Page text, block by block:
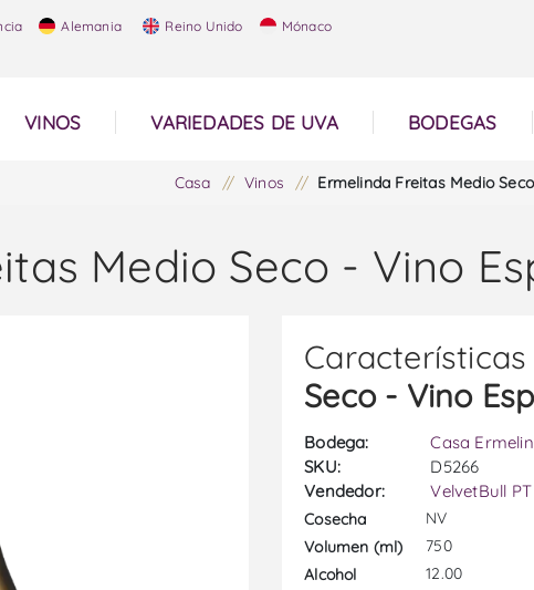
Alemania Reino Unido Mónaco
VINOS VARIEDADES DE UVA BODEGAS
Casa / Vinos / Ermelinda Freitas Medio
Medio Seco - Vino
Características
Seco - Vino
Bodega:
Casa
SKU:
D5266
Vendedor:
VelvetBull PT
Cosecha
NV
Volumen (ml)
750
Alcohol
12.00